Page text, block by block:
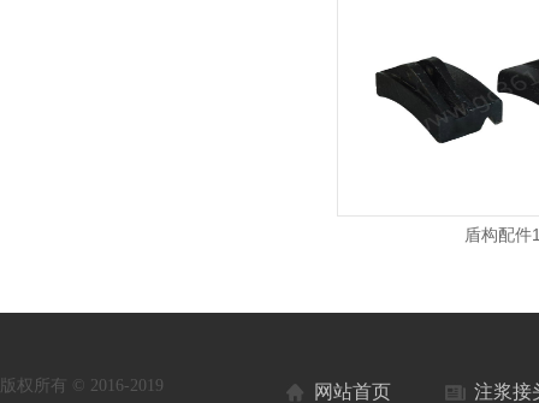
盾构配件
版权所有 © 2016-2019 网站首页 注浆接